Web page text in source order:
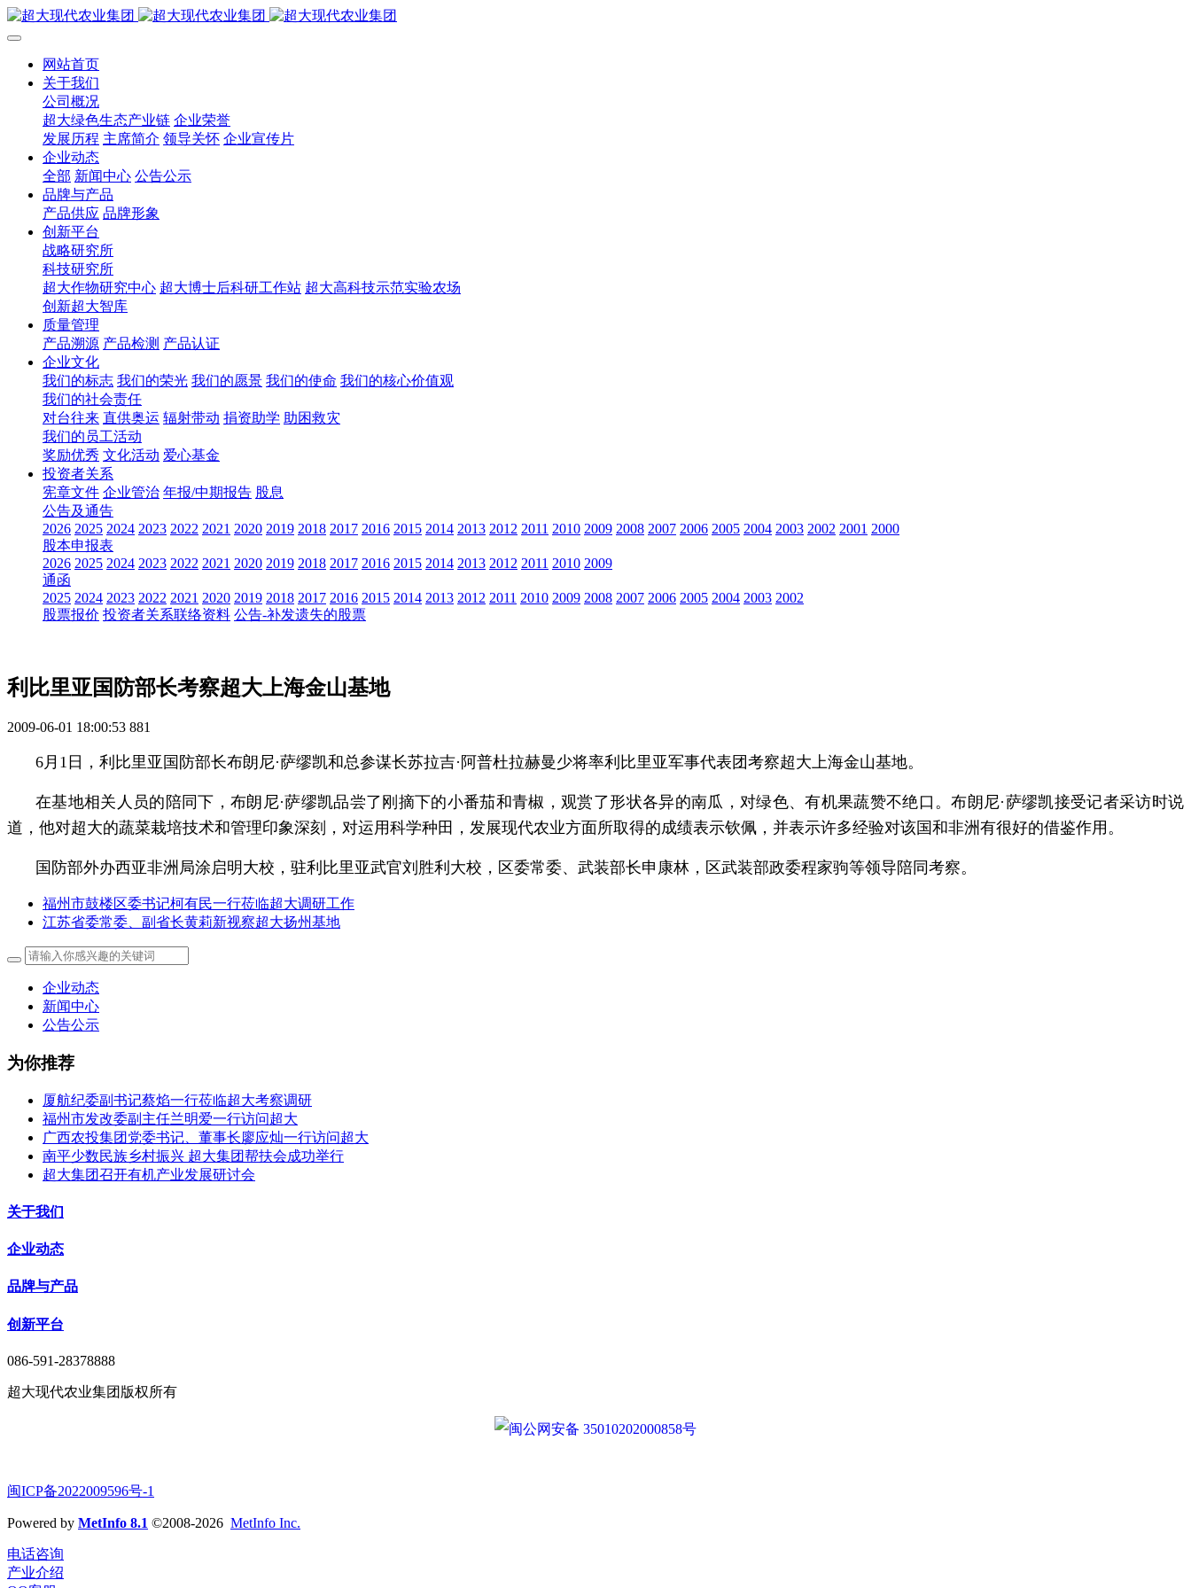
网站首页
关于我们
公司概况
超大绿色生态产业链 企业荣誉
发展历程 主席简介 领导关怀 企业宣传片
企业动态
全部 新闻中心 公告公示
品牌与产品
产品供应 品牌形象
创新平台
战略研究所
科技研究所
超大作物研究中心 超大博士后科研工作站 超大高科技示范实验农场
创新超大智库
质量管理
产品溯源 产品检测 产品认证
企业文化
我们的标志 我们的荣光 我们的愿景 我们的使命 我们的核心价值观
我们的社会责任
对台往来 直供奥运 辐射带动 捐资助学 助困救灾
我们的员工活动
奖励优秀 文化活动 爱心基金
投资者关系
宪章文件 企业管治 年报/中期报告 股息
公告及通告
2026 2025 2024 2023 2022 2021 2020 2019 2018 2017 2016 2015 2014 2013 2012 2011 2010 2009 2008 2007 2006 2005 2004 2003 2002 2001 2000
股本申报表
2026 2025 2024 2023 2022 2021 2020 2019 2018 2017 2016 2015 2014 2013 2012 2011 2010 2009
通函
2025 2024 2023 2022 2021 2020 2019 2018 2017 2016 2015 2014 2013 2012 2011 2010 2009 2008 2007 2006 2005 2004 2003 2002
股票报价 投资者关系联络资料 公告-补发遗失的股票
利比里亚国防部长考察超大上海金山基地
2009-06-01 18:00:53 881
6月1日，利比里亚国防部长布朗尼·萨缪凯和总参谋长苏拉吉·阿普杜拉赫曼少将率利比里亚军事代表团考察超大上海金山基地。
在基地相关人员的陪同下，布朗尼·萨缪凯品尝了刚摘下的小番茄和青椒，观赏了形状各异的南瓜，对绿色、有机果蔬赞不绝口。布朗尼·萨缪凯接受记者采访时说
道，他对超大的蔬菜栽培技术和管理印象深刻，对运用科学种田，发展现代农业方面所取得的成绩表示钦佩，并表示许多经验对该国和非洲有很好的借鉴作用。
国防部外办西亚非洲局涂启明大校，驻利比里亚武官刘胜利大校，区委常委、武装部长申康林，区武装部政委程家驹等领导陪同考察。
福州市鼓楼区委书记柯有民一行莅临超大调研工作
江苏省委常委、副省长黄莉新视察超大扬州基地
企业动态
新闻中心
公告公示
为你推荐
厦航纪委副书记蔡焰一行莅临超大考察调研
福州市发改委副主任兰明爱一行访问超大
广西农投集团党委书记、董事长廖应灿一行访问超大
南平少数民族乡村振兴 超大集团帮扶会成功举行
超大集团召开有机产业发展研讨会
关于我们
企业动态
品牌与产品
创新平台
086-591-28378888
超大现代农业集团版权所有
闽公网安备 35010202000858号
闽ICP备2022009596号-1
Powered by MetInfo 8.1 ©2008-2026 MetInfo Inc.
电话咨询
产业介绍